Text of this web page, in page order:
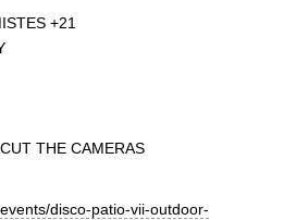
+21
THE CAMERAS
disco-patio-vii-outdoor-